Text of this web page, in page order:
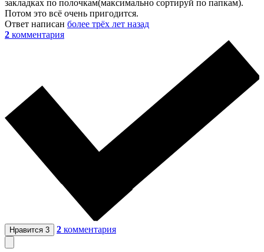
закладках по полочкам(максимально сортируй по папкам).
Потом это всё очень пригодится.
Ответ написан более трёх лет назад
2 комментария
Нравится 3 2 комментария